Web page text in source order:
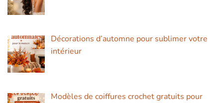
Décorations d’automne pour sublimer votre
intérieur
Modèles de coiffures crochet gratuits pour